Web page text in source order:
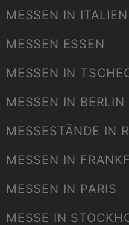
MESSEN IN ITALIEN
MESSEN ESSEN
MESSEN IN
MESSEN IN BERLIN
MESSESTÄNDE IN
MESSEN IN
MESSEN IN PARIS
MESSE IN